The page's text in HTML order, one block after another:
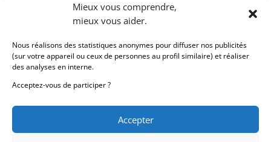
Mieux vous comprendre,
mieux vous aider.
Nous réalisons des statistiques anonymes pour diffuser nos publicités
(sur votre appareil ou ceux de personnes au profil similaire) et réaliser
des analyses en interne.
Acceptez-vous de participer ?
Accepter
Coordonnées